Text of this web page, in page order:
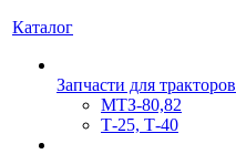
Каталог
Запчасти для тракторов
МТЗ-80,82
Т-25, Т-40